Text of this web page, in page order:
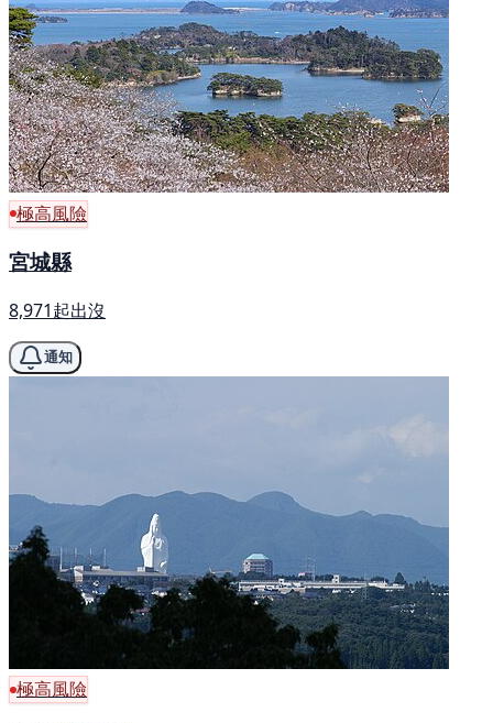
極高風險
宮城縣
8,971起出沒
通知
極高風險